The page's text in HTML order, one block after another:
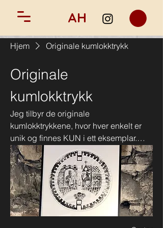
AH
Hjem Originale kumlokktrykk
Originale
kumlokktrykk
Jeg tilbyr de originale
kumlokktrykkene, hvor hver enkelt er
unik og finnes KUN i ett eksemplar.
Disse verkene er trykket direkte i
gatemiljøet i den byen de hører til, med
miljøvennlig trykksverte på japansk
høykvalitetspapir. Hvert verk er signert
og datert. Ved kjøp følger det med et
signert ekthetssertifikat fra meg som